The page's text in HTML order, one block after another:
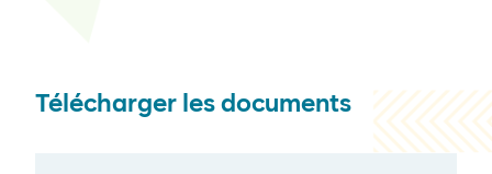
Télécharger les documents